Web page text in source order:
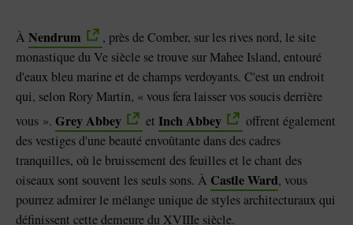
À Nendrum
, près de Comber, sur les rives nord, le site
monastique du Ve siècle se trouve sur Mahee Island, entouré
d'eaux bleu marine et de champs verdoyants. C'est un endroit
qui, selon Rory Martin, « vous fera laisser vos soucis derrière
vous ». Grey Abbey et Inch Abbey
offrent également
des vestiges d'une beauté envoûtante dans des cadres
tranquilles, où le bruissement des feuilles et le chant des
oiseaux sont souvent les seuls sons. À Castle Ward, vous
pourrez admirer le mélange unique de styles architecturaux qui
définissent cette demeure du XVIIIe siècle.